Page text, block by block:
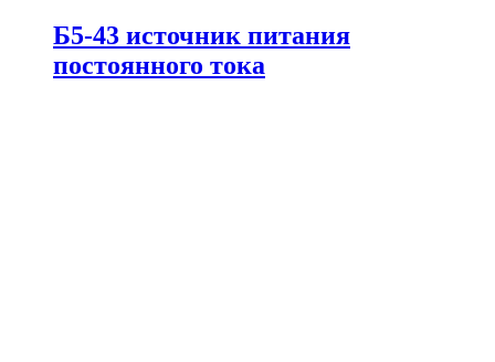
Б5-43 источник питания
постоянного тока